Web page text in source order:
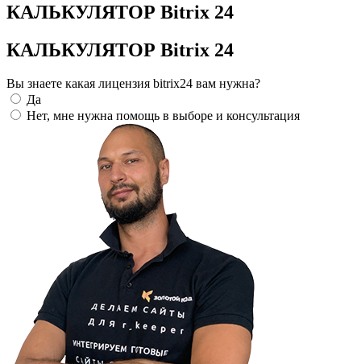
КАЛЬКУЛЯТОР Bitrix 24
КАЛЬКУЛЯТОР Bitrix 24
Вы знаете какая лицензия bitrix24 вам нужна?
Да
Нет, мне нужна помощь в выборе и консультация